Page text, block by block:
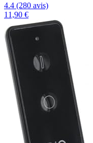
4.4 (280 avis)
11,90 €